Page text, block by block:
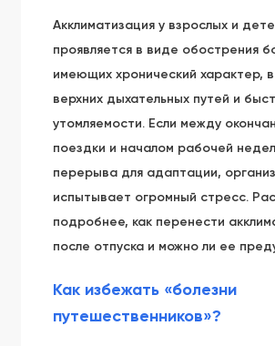
Акклиматизация у взрослых и
проявляется в виде обострения
имеющих хронический характер,
верхних дыхательных путей и
утомляемости. Если между
поездки и началом рабочей
перерыва для адаптации,
испытывает огромный стресс.
подробнее, как перенести
после отпуска и можно ли ее
Как избежать «болезни
путешественников»?